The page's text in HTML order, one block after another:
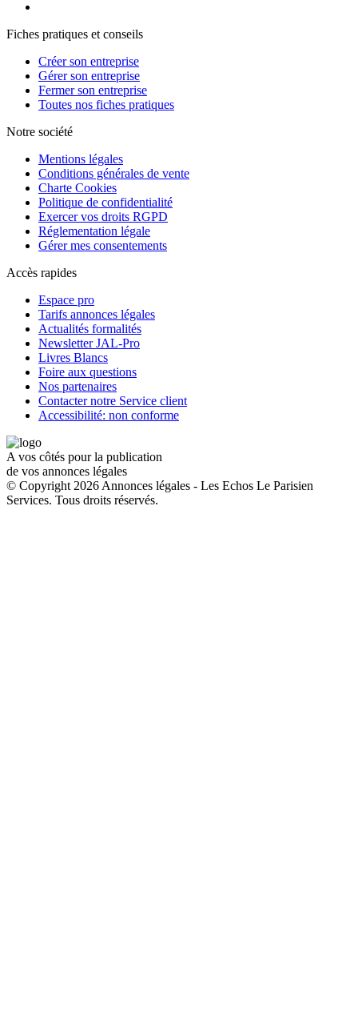
Fiches pratiques et conseils
Créer son entreprise
Gérer son entreprise
Fermer son entreprise
Toutes nos fiches pratiques
Notre société
Mentions légales
Conditions générales de vente
Charte Cookies
Politique de confidentialité
Exercer vos droits RGPD
Réglementation légale
Gérer mes consentements
Accès rapides
Espace pro
Tarifs annonces légales
Actualités formalités
Newsletter JAL-Pro
Livres Blancs
Foire aux questions
Nos partenaires
Contacter notre Service client
Accessibilité: non conforme
A vos côtés pour la publication
de vos annonces légales
© Copyright 2026 Annonces légales - Les Echos Le Parisien
Services. Tous droits réservés.